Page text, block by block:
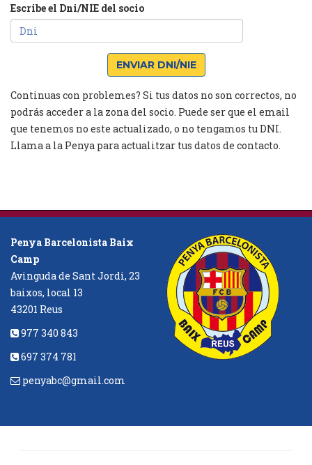
Escribe el Dni/NIE del socio
ENVIAR DNI/NIE
Continuas con problemes? Si tus datos no son correctos, no
podrás acceder a la zona del socio. Puede ser que el email
que tenemos no este actualizado, o no tengamos tu DNI.
Llama a la Penya para actualitzar tus datos de contacto.
Penya Barcelonista Baix
Camp
Avinguda de Sant Jordi, 23
baixos, local 13
43201 Reus
977 340 843
697 374 781
penyabc@gmail.com